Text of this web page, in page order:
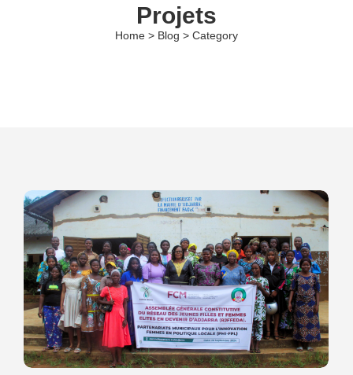
Projets
Home > Blog > Category